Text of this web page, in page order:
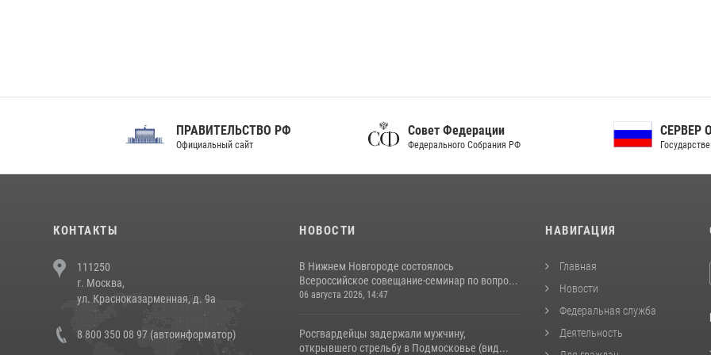
ПРАВИТЕЛЬСТВО РФ
Официальный сайт
Совет Федерации
Федерального Собрания РФ
СЕРВЕР ОРГАНОВ
Государственной власти РФ
КОНТАКТЫ
111250
г. Москва,
ул. Красноказарменная, д. 9а
8 800 350 08 97 (автоинформатор)
НОВОСТИ
В Нижнем Новгороде состоялось
Всероссийское совещание-семинар по вопро...
06 августа 2026, 14:47
Росгвардейцы задержали мужчину,
открывшего стрельбу в Подмосковье (вид...
НАВИГАЦИЯ
Главная
Новости
Федеральная служба
Деятельность